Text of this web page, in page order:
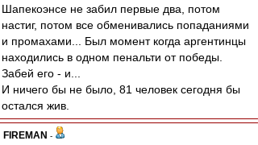
Шапекоэнсе не забил первые два, потом
настиг, потом все обменивались попаданиями
и промахами... Был момент когда аргентинцы
находились в одном пенальти от победы.
Забей его - и...
И ничего бы не было, 81 человек сегодня бы
остался жив.
FIREMAN -